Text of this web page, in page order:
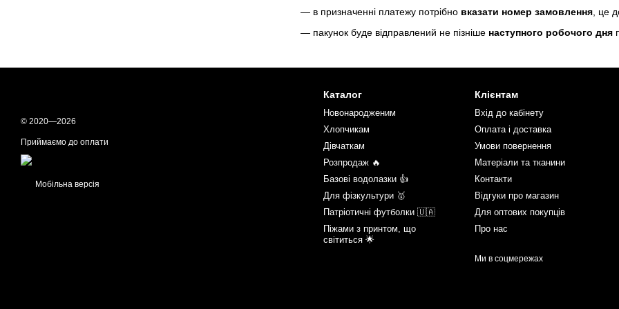
— в призначенні платежу потрібно вказати номер замовлення , це
— пакунок буде відправлений не пізніше наступного робочого дня
© 2020—2026
Приймаємо до оплати
Мобільна версія
Каталог
Новонародженим
Хлопчикам
Дівчаткам
Розпродаж 🔥
Базові водолазки 👍
Для фізкультури 🥇
Патріотичні футболки 🇺🇦
Піжами з принтом, що
світиться 🌟
Клієнтам
Вхід до кабінету
Оплата і доставка
Умови повернення
Матеріали та тканини
Контакти
Відгуки про магазин
Для оптових покупців
Про нас
Ми в соцмережах